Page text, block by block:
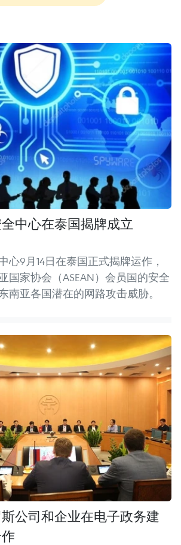
中心在泰国揭牌成立
心9月14日在泰国正式揭牌运作，
国家协会（ASEAN）会员国的安全
南亚各国潜在的网路攻击威胁。
公司和企业在电子政务建